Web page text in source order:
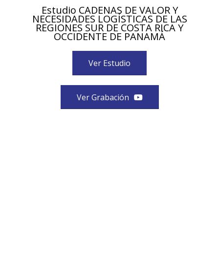
Estudio CADENAS DE VALOR Y
NECESIDADES LOGÍSTICAS DE LAS
REGIONES SUR DE COSTA RICA Y
OCCIDENTE DE PANAMÁ
Ver Estudio
Ver Grabación